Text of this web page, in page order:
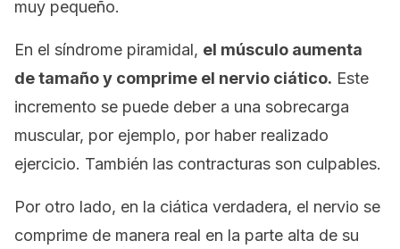
muy pequeño.
En el síndrome piramidal, el músculo aumenta
de tamaño y comprime el nervio ciático. Este
incremento se puede deber a una sobrecarga
muscular, por ejemplo, por haber realizado
ejercicio. También las contracturas son culpables.
Por otro lado, en la ciática verdadera, el nervio se
comprime de manera real en la parte alta de su